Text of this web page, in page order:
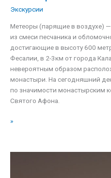
Экскурсии
Метеоры (парящие в воздухе)
из смеси песчаника и
достигающие в высоту 600
Фесалии, в 2-3км от города
невероятным образом
монастыри. На сегодняшний
по значимости монастырским
Святого Афона.
»